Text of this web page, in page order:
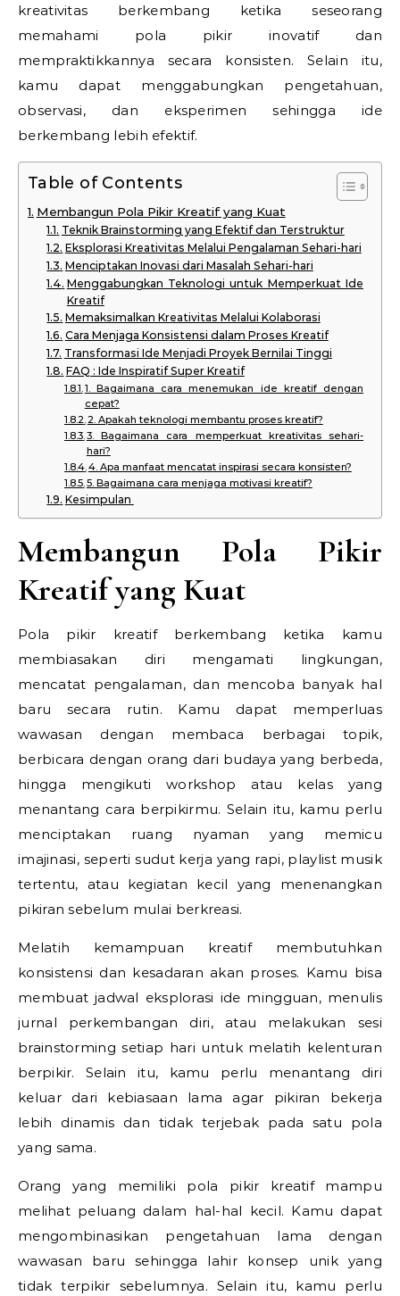
kreativitas berkembang ketika seseorang
memahami pola pikir inovatif dan
mempraktikkannya secara konsisten. Selain itu,
kamu dapat menggabungkan pengetahuan,
observasi, dan eksperimen sehingga ide
berkembang lebih efektif.
Table of Contents
Membangun Pola Pikir Kreatif yang Kuat
Teknik Brainstorming yang Efektif dan Terstruktur
Eksplorasi Kreativitas Melalui Pengalaman Sehari-hari
Menciptakan Inovasi dari Masalah Sehari-hari
Menggabungkan Teknologi untuk Memperkuat Ide
Kreatif
Memaksimalkan Kreativitas Melalui Kolaborasi
Cara Menjaga Konsistensi dalam Proses Kreatif
Transformasi Ide Menjadi Proyek Bernilai Tinggi
FAQ : Ide Inspiratif Super Kreatif
1. Bagaimana cara menemukan ide kreatif dengan
cepat?
2. Apakah teknologi membantu proses kreatif?
3. Bagaimana cara memperkuat kreativitas sehari-
hari?
4. Apa manfaat mencatat inspirasi secara konsisten?
5. Bagaimana cara menjaga motivasi kreatif?
Kesimpulan
Membangun Pola Pikir
Kreatif yang Kuat
Pola pikir kreatif berkembang ketika kamu
membiasakan diri mengamati lingkungan,
mencatat pengalaman, dan mencoba banyak hal
baru secara rutin. Kamu dapat memperluas
wawasan dengan membaca berbagai topik,
berbicara dengan orang dari budaya yang berbeda,
hingga mengikuti workshop atau kelas yang
menantang cara berpikirmu. Selain itu, kamu perlu
menciptakan ruang nyaman yang memicu
imajinasi, seperti sudut kerja yang rapi, playlist musik
tertentu, atau kegiatan kecil yang menenangkan
pikiran sebelum mulai berkreasi.
Melatih kemampuan kreatif membutuhkan
konsistensi dan kesadaran akan proses. Kamu bisa
membuat jadwal eksplorasi ide mingguan, menulis
jurnal perkembangan diri, atau melakukan sesi
brainstorming setiap hari untuk melatih kelenturan
berpikir. Selain itu, kamu perlu menantang diri
keluar dari kebiasaan lama agar pikiran bekerja
lebih dinamis dan tidak terjebak pada satu pola
yang sama.
Orang yang memiliki pola pikir kreatif mampu
melihat peluang dalam hal-hal kecil. Kamu dapat
mengombinasikan pengetahuan lama dengan
wawasan baru sehingga lahir konsep unik yang
tidak terpikir sebelumnya. Selain itu, kamu perlu